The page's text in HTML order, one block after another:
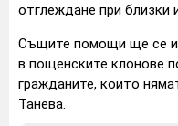
отглеждане при близки
Същите помощи ще се
в пощенските клонове
гражданите, които
Танева.